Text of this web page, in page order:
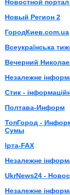
Новостной
Новый Регион 2
ГородКиев.com.ua
Всеукраїнська
Вечерний
Незалежне
Стик -
Полтава-Информ
ТопГород -
Сумы
Ірта-FAX
Незалежне
UkrNews24 -
Незалежне